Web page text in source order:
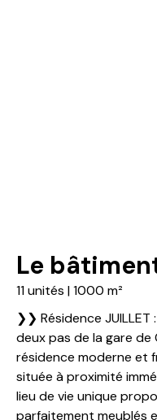
Le
11 unités | 1000 m²
❯❯ Résidence
deux pas de la gare de
résidence moderne et
située à proximité
lieu de vie unique
parfaitement meublés